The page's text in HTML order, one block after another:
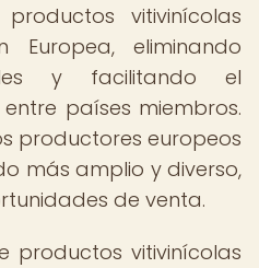
vitivinícolas
eliminando
y facilitando el
países miembros.
productores europeos
más amplio y diverso,
de venta.
productos vitivinícolas